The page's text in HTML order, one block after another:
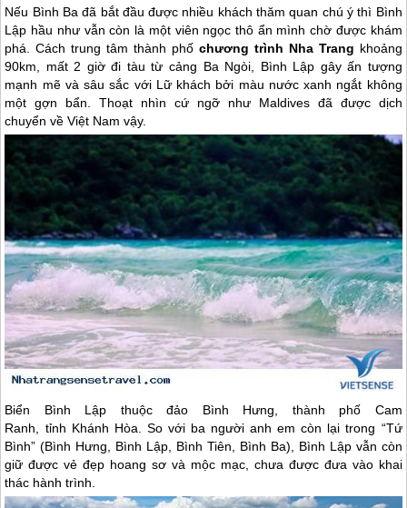
Nếu Bình Ba đã bắt đầu được nhiều khách thăm quan chú ý thì Bình
Lập hầu như vẫn còn là một viên ngọc thô ẩn mình chờ được khám
phá. Cách trung tâm thành phố chương trình Nha Trang khoảng
90km, mất 2 giờ đi tàu từ cảng Ba Ngòi, Bình Lập gây ấn tượng
mạnh mẽ và sâu sắc với Lữ khách bởi màu nước xanh ngắt không
một gợn bẩn. Thoạt nhìn cứ ngỡ như Maldives đã được dịch
chuyển về Việt Nam vậy.
Biển Bình Lập thuộc đảo Bình Hưng, thành phố Cam
Ranh, tỉnh Khánh Hòa. So với ba người anh em còn lại trong “Tứ
Bình” (Bình Hưng, Bình Lập, Bình Tiên, Bình Ba), Bình Lập vẫn còn
giữ được vẻ đẹp hoang sơ và mộc mạc, chưa được đưa vào khai
thác hành trình.